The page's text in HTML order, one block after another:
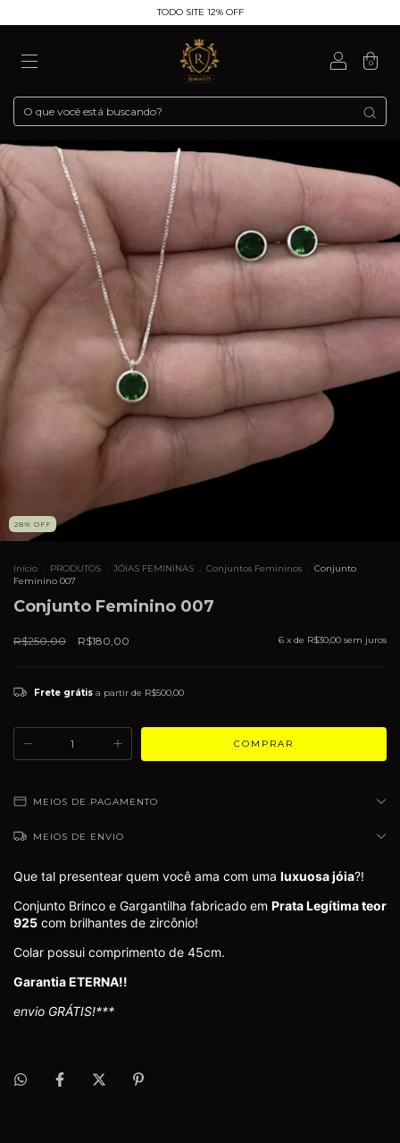
TODO SITE 12% OFF
0
28% OFF
Início . PRODUTOS . JÓIAS FEMININAS . Conjuntos Femininos . Conjunto
Feminino 007
Conjunto Feminino 007
R$250,00 R$180,00 6 x de R$30,00 sem juros
Frete grátis a partir de R$500,00
MEIOS DE PAGAMENTO
MEIOS DE ENVIO
Que tal presentear quem você ama com uma luxuosa jóia?!
Conjunto Brinco e Gargantilha fabricado em Prata Legítima teor
925 com brilhantes de zircônio!
Colar possui comprimento de 45cm.
Garantia ETERNA!!
envio GRÁTIS!***